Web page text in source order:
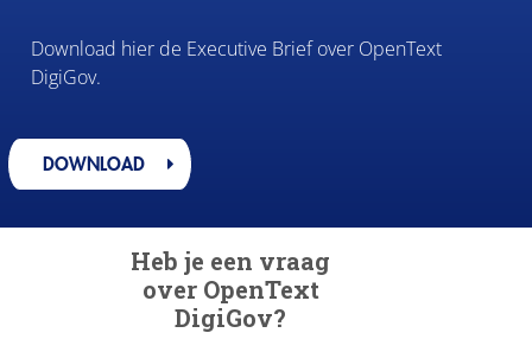
Download hier de Executive Brief over OpenText
DigiGov.
DOWNLOAD
Heb je een vraag
over OpenText
DigiGov?